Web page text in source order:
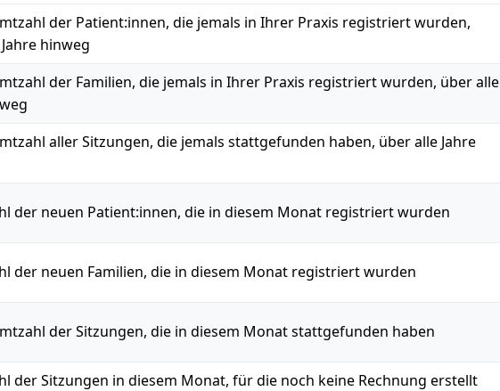
der Patient:innen, die jemals in Ihrer Praxis registriert wurden,
hinweg
der Familien, die jemals in Ihrer Praxis registriert wurden, über alle
aller Sitzungen, die jemals stattgefunden haben, über alle Jahre
der neuen Patient:innen, die in diesem Monat registriert wurden
der neuen Familien, die in diesem Monat registriert wurden
der Sitzungen, die in diesem Monat stattgefunden haben
der Sitzungen in diesem Monat, für die noch keine Rechnung erstellt